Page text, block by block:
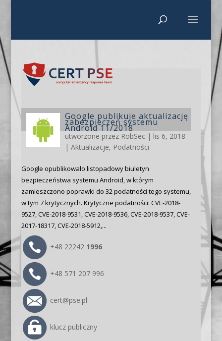
Google publikuje aktualizację
zabezpieczeń systemu
Android 11/2018
utworzone przez RobSec | lis 6, 2018
|Aktualizacje, Podatności
Google opublikowało listopadowy biuletyn
bezpieczeństwa systemu Android, w którym
zamieszczono poprawki do 32 podatności tego systemu,
w tym 7 krytycznych. Krytyczne podatności: CVE-2018-
9527, CVE-2018-9531, CVE-2018-9536, CVE-2018-9537, CVE-
2017-18317, CVE-2018-5912,...
+48 22242 1996
+48 571 207 996
cert@pse.pl
klucz publiczny